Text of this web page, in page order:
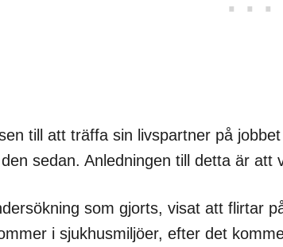
till att träffa sin livspartner på
sedan. Anledningen till detta är att
som gjorts, visat att flirtar
i sjukhusmiljöer, efter det